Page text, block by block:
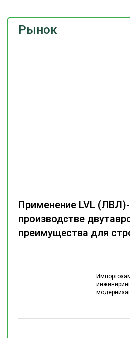
Рынок
Применение LVL (ЛВЛ)-
производстве
преимущества для